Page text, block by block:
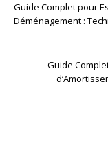
Guide Complet pour
Déménagement :
Guide